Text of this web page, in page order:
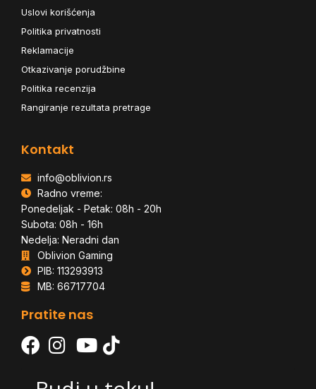
Uslovi korišćenja
Politika privatnosti
Reklamacije
Otkazivanje porudžbine
Politika recenzija
Rangiranje rezultata pretrage
Kontakt
info@oblivion.rs
Radno vreme:
Ponedeljak - Petak: 08h - 20h
Subota: 08h - 16h
Nedelja: Neradni dan
Oblivion Gaming
PIB: 113293913
MB: 66717704
Pratite nas